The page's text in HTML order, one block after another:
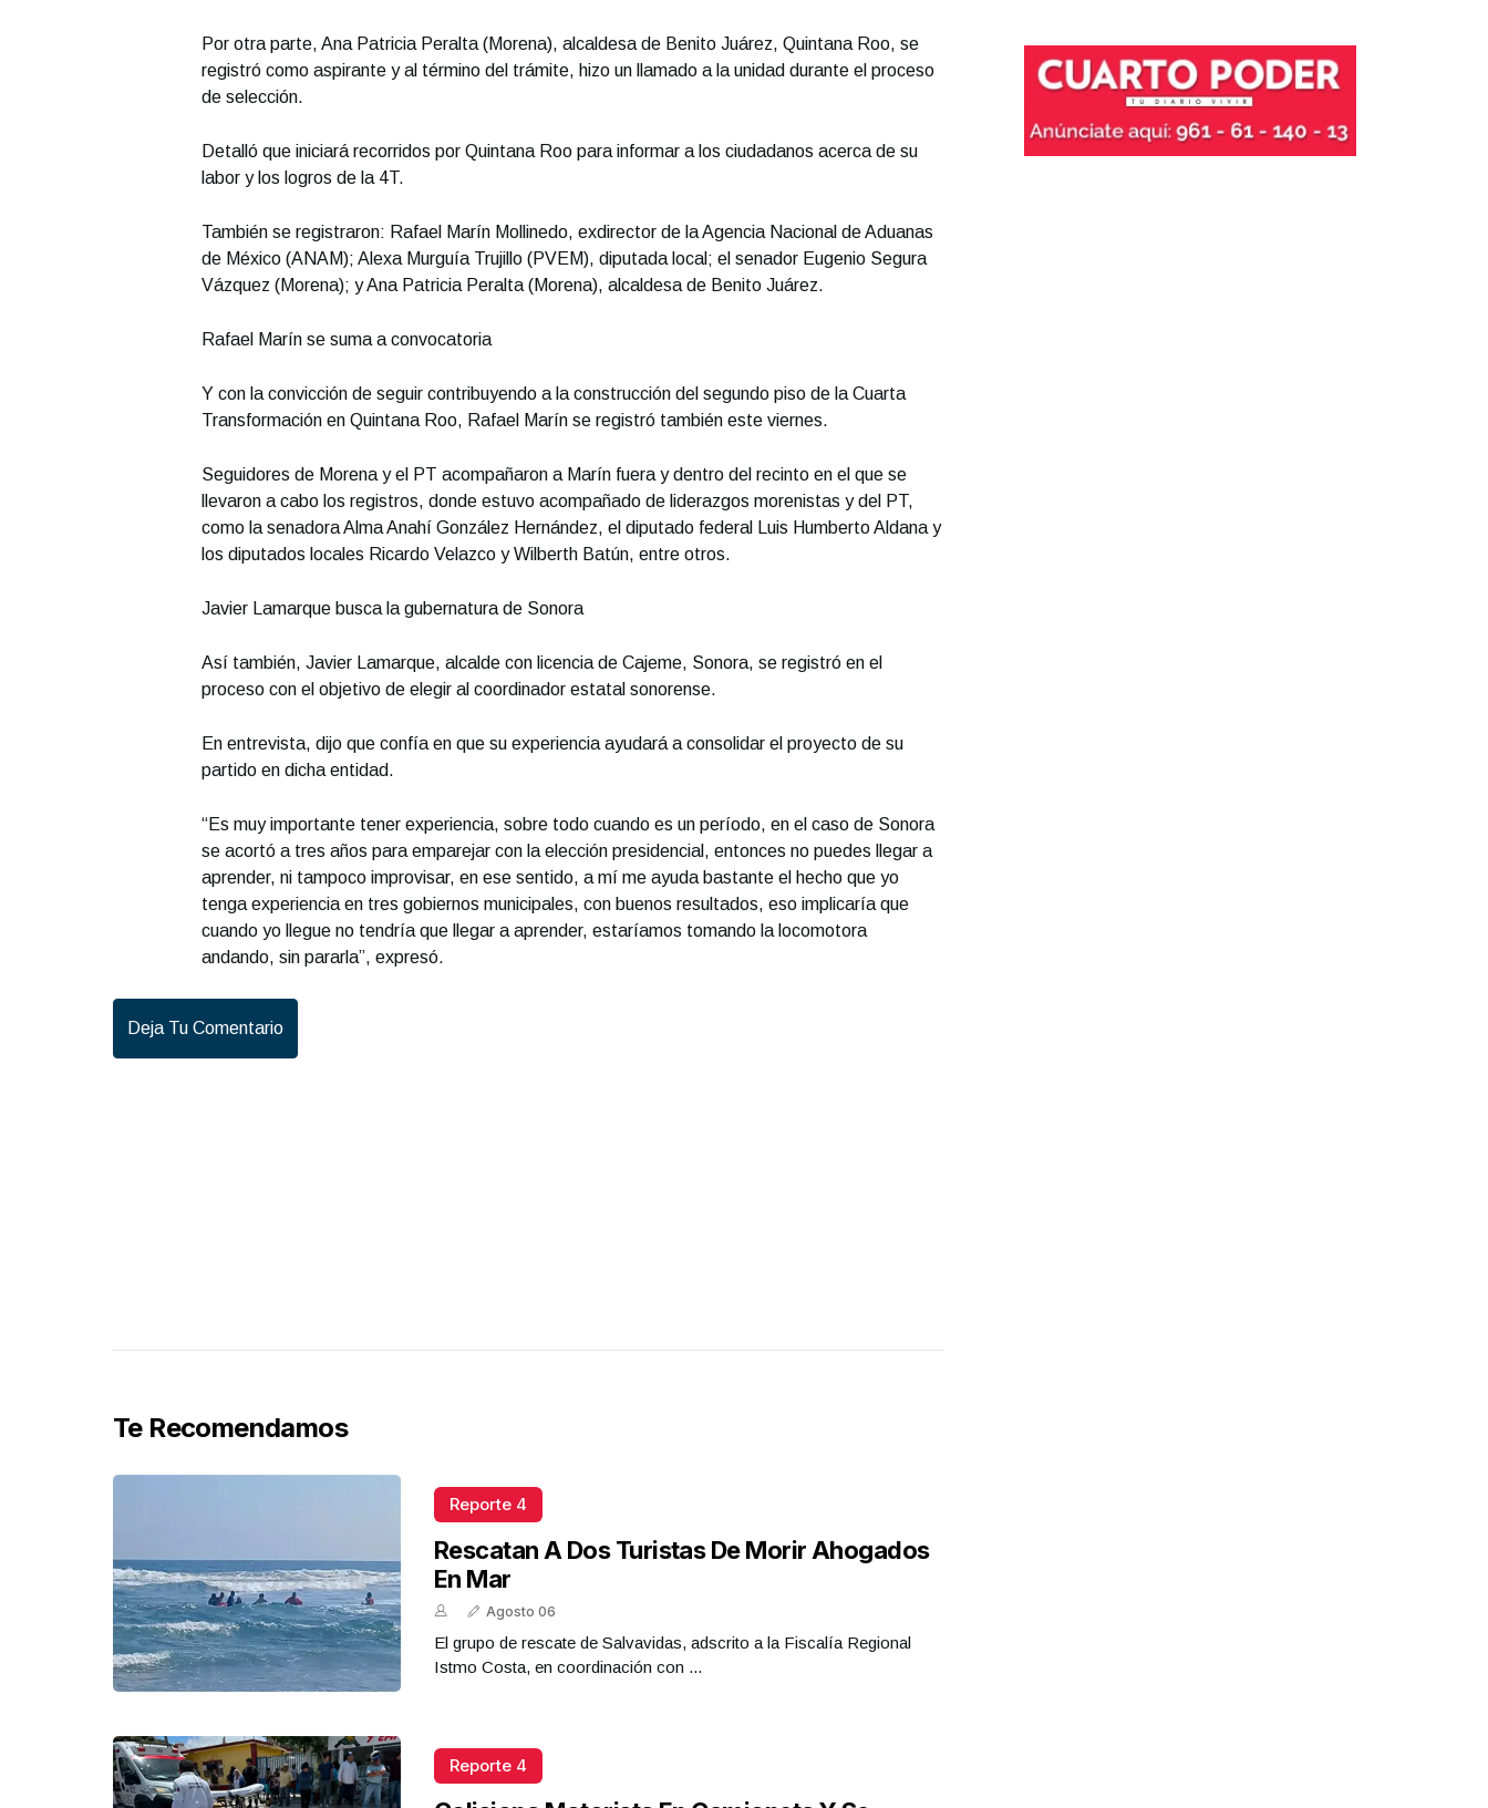
Por otra parte, Ana Patricia Peralta (Morena), alcaldesa de Benito Juárez, Quintana Roo, se
registró como aspirante y al término del trámite, hizo un llamado a la unidad durante el proceso
de selección.
Detalló que iniciará recorridos por Quintana Roo para informar a los ciudadanos acerca de su
labor y los logros de la 4T.
También se registraron: Rafael Marín Mollinedo, exdirector de la Agencia Nacional de Aduanas
de México (ANAM); Alexa Murguía Trujillo (PVEM), diputada local; el senador Eugenio Segura
Vázquez (Morena); y Ana Patricia Peralta (Morena), alcaldesa de Benito Juárez.
Rafael Marín se suma a convocatoria
Y con la convicción de seguir contribuyendo a la construcción del segundo piso de la Cuarta
Transformación en Quintana Roo, Rafael Marín se registró también este viernes.
Seguidores de Morena y el PT acompañaron a Marín fuera y dentro del recinto en el que se
llevaron a cabo los registros, donde estuvo acompañado de liderazgos morenistas y del PT,
como la senadora Alma Anahí González Hernández, el diputado federal Luis Humberto Aldana y
los diputados locales Ricardo Velazco y Wilberth Batún, entre otros.
Javier Lamarque busca la gubernatura de Sonora
Así también, Javier Lamarque, alcalde con licencia de Cajeme, Sonora, se registró en el
proceso con el objetivo de elegir al coordinador estatal sonorense.
En entrevista, dijo que confía en que su experiencia ayudará a consolidar el proyecto de su
partido en dicha entidad.
“Es muy importante tener experiencia, sobre todo cuando es un período, en el caso de Sonora
se acortó a tres años para emparejar con la elección presidencial, entonces no puedes llegar a
aprender, ni tampoco improvisar, en ese sentido, a mí me ayuda bastante el hecho que yo
tenga experiencia en tres gobiernos municipales, con buenos resultados, eso implicaría que
cuando yo llegue no tendría que llegar a aprender, estaríamos tomando la locomotora
andando, sin pararla”, expresó.
Deja Tu Comentario
Te Recomendamos
Reporte 4
Rescatan A Dos Turistas De Morir Ahogados
En Mar
Agosto 06
El grupo de rescate de Salvavidas, adscrito a la Fiscalía Regional
Istmo Costa, en coordinación con ...
Reporte 4